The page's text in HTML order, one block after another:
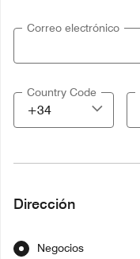
Correo electrónico
Country Code
Dirección
Negocios